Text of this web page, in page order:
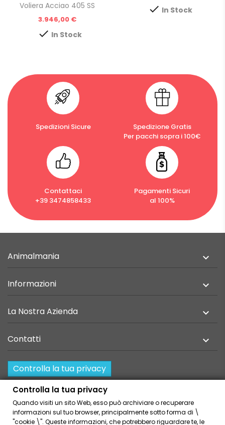
Voliera Acciao 405 SS
Prezzo
3.946,00 €
 In Stock
 In Stock
Spedizioni Sicure
Spedizione Gratis
Per pacchi sopra i 100€
Contattaci
+39 3474858433
Pagamenti Sicuri
al 100%
Animalmania 
Informazioni 
La Nostra Azienda 
Contatti 
Controlla la tua privacy
Resi e recesso
Home
Privacy Policy
Condizioni Generali Di Vendita
Cookies Policies
Controlla la tua privacy
Quando visiti un sito Web, esso può archiviare o recuperare
informazioni sul tuo browser, principalmente sotto forma di \
"cookie \". Queste informazioni, che potrebbero riguardare te, le